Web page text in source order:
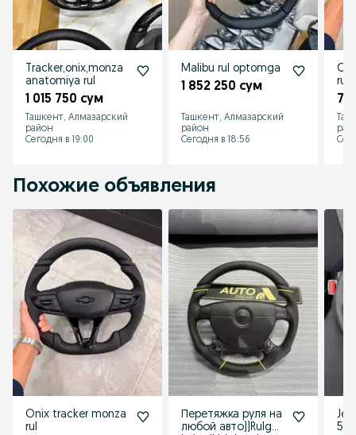
Tracker,onix,monza
anatomiya rul
1 015 750 сум
Ташкент, Алмазарский
район
Сегодня в 19:00
Malibu rul optomga
1 852 250 сум
Ташкент, Алмазарский
район
Сегодня в 18:56
rul
Похожие объявления
Onix tracker monza
rul
Перетяжка руля на
любой авто))Rulga